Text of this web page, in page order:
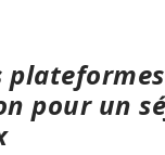
pour un